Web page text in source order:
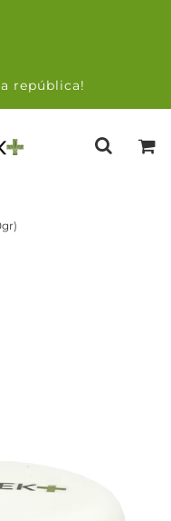
república!